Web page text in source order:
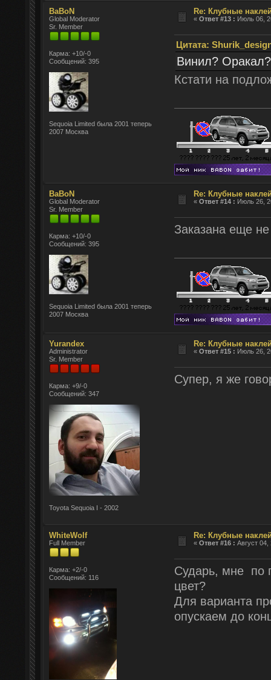
BaBoN
Global Moderator
Sr. Member
Карма: +10/-0
Сообщений: 395
Sequoia Limited была 2001 теперь
2007 Москва
Re: Клубные
«Ответ #13 : Июль 06,
Цитата:
Винил? Оракал?
Кстати на
BaBoN
Global Moderator
Sr. Member
Карма: +10/-0
Сообщений: 395
Sequoia Limited была 2001 теперь
2007 Москва
Re: Клубные
«Ответ #14 : Июль 26,
Заказана еще
Yurandex
Administrator
Sr. Member
Карма: +9/-0
Сообщений: 347
Toyota Sequoia I - 2002
Re: Клубные
«Ответ #15 : Июль 26,
Супер, я же
WhiteWolf
Full Member
Карма: +2/-0
Сообщений: 116
Re: Клубные
«Ответ #16 : Август
Сударь, мне по
цвет?
Для варианта
опускаем до